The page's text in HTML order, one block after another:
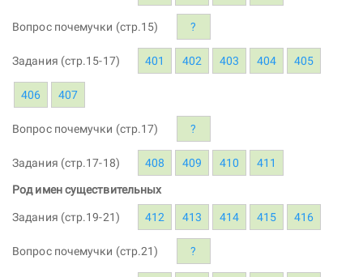
Вопрос почемучки (стр.15) ?
Задания (стр.15-17) 401 402 403 404 405
406 407
Вопрос почемучки (стр.17) ?
Задания (стр.17-18) 408 409 410 411
Род имен существительных
Задания (стр.19-21) 412 413 414 415 416
Вопрос почемучки (стр.21) ?